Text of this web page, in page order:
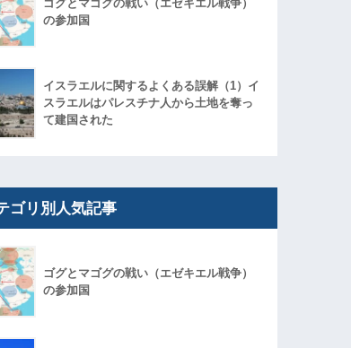
ゴグとマゴグの戦い（エゼキエル戦争）
の参加国
イスラエルに関するよくある誤解（1）イ
スラエルはパレスチナ人から土地を奪っ
て建国された
ゴリ別人気記事
ゴグとマゴグの戦い（エゼキエル戦争）
の参加国